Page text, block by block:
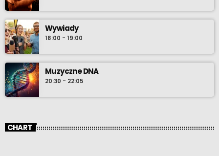
Wywiady
18:00 - 19:00
Muzyczne DNA
20:30 - 22:05
CHART